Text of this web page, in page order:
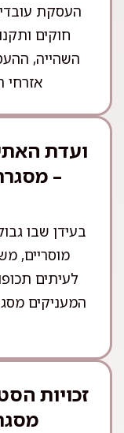
העסקת
חוקים
השהייה,
אזרחי
ועדת
–
בעידן שבו
מוסריים,
לעיתים
המעניקים
זכויות